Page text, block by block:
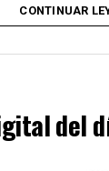
salió del
Grandes,
con
gremios y
CONTINUAR
del